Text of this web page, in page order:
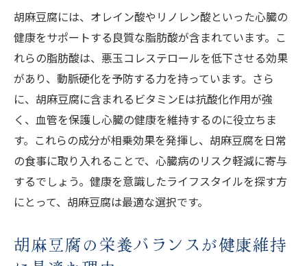
胡麻豆腐には、オレイン酸やリノレン酸といった心臓の
健康をサポートする良質な脂肪酸が含まれています。こ
れらの脂肪酸は、悪玉コレステロールを低下させる効果
があり、動脈硬化を予防する力を持っています。さら
に、胡麻豆腐に含まれるビタミンEは抗酸化作用が強
く、血管を保護し心臓の健康を維持するのに役立ちま
す。これらの成分が相乗効果を発揮し、胡麻豆腐を日常
の食事に取り入れることで、心臓病のリスク軽減に寄与
するでしょう。健康を意識したライフスタイルを探す方
にとって、胡麻豆腐は最適な選択です。
胡麻豆腐の栄養バランスが健康維持